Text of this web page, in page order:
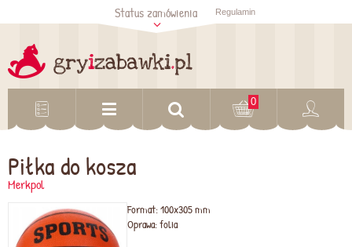
Sprawdź status
zamówienia
Status zamówienia Regulamin
0
Piłka do kosza
Merkpol
Format:100x305 mm
Oprawa:folia